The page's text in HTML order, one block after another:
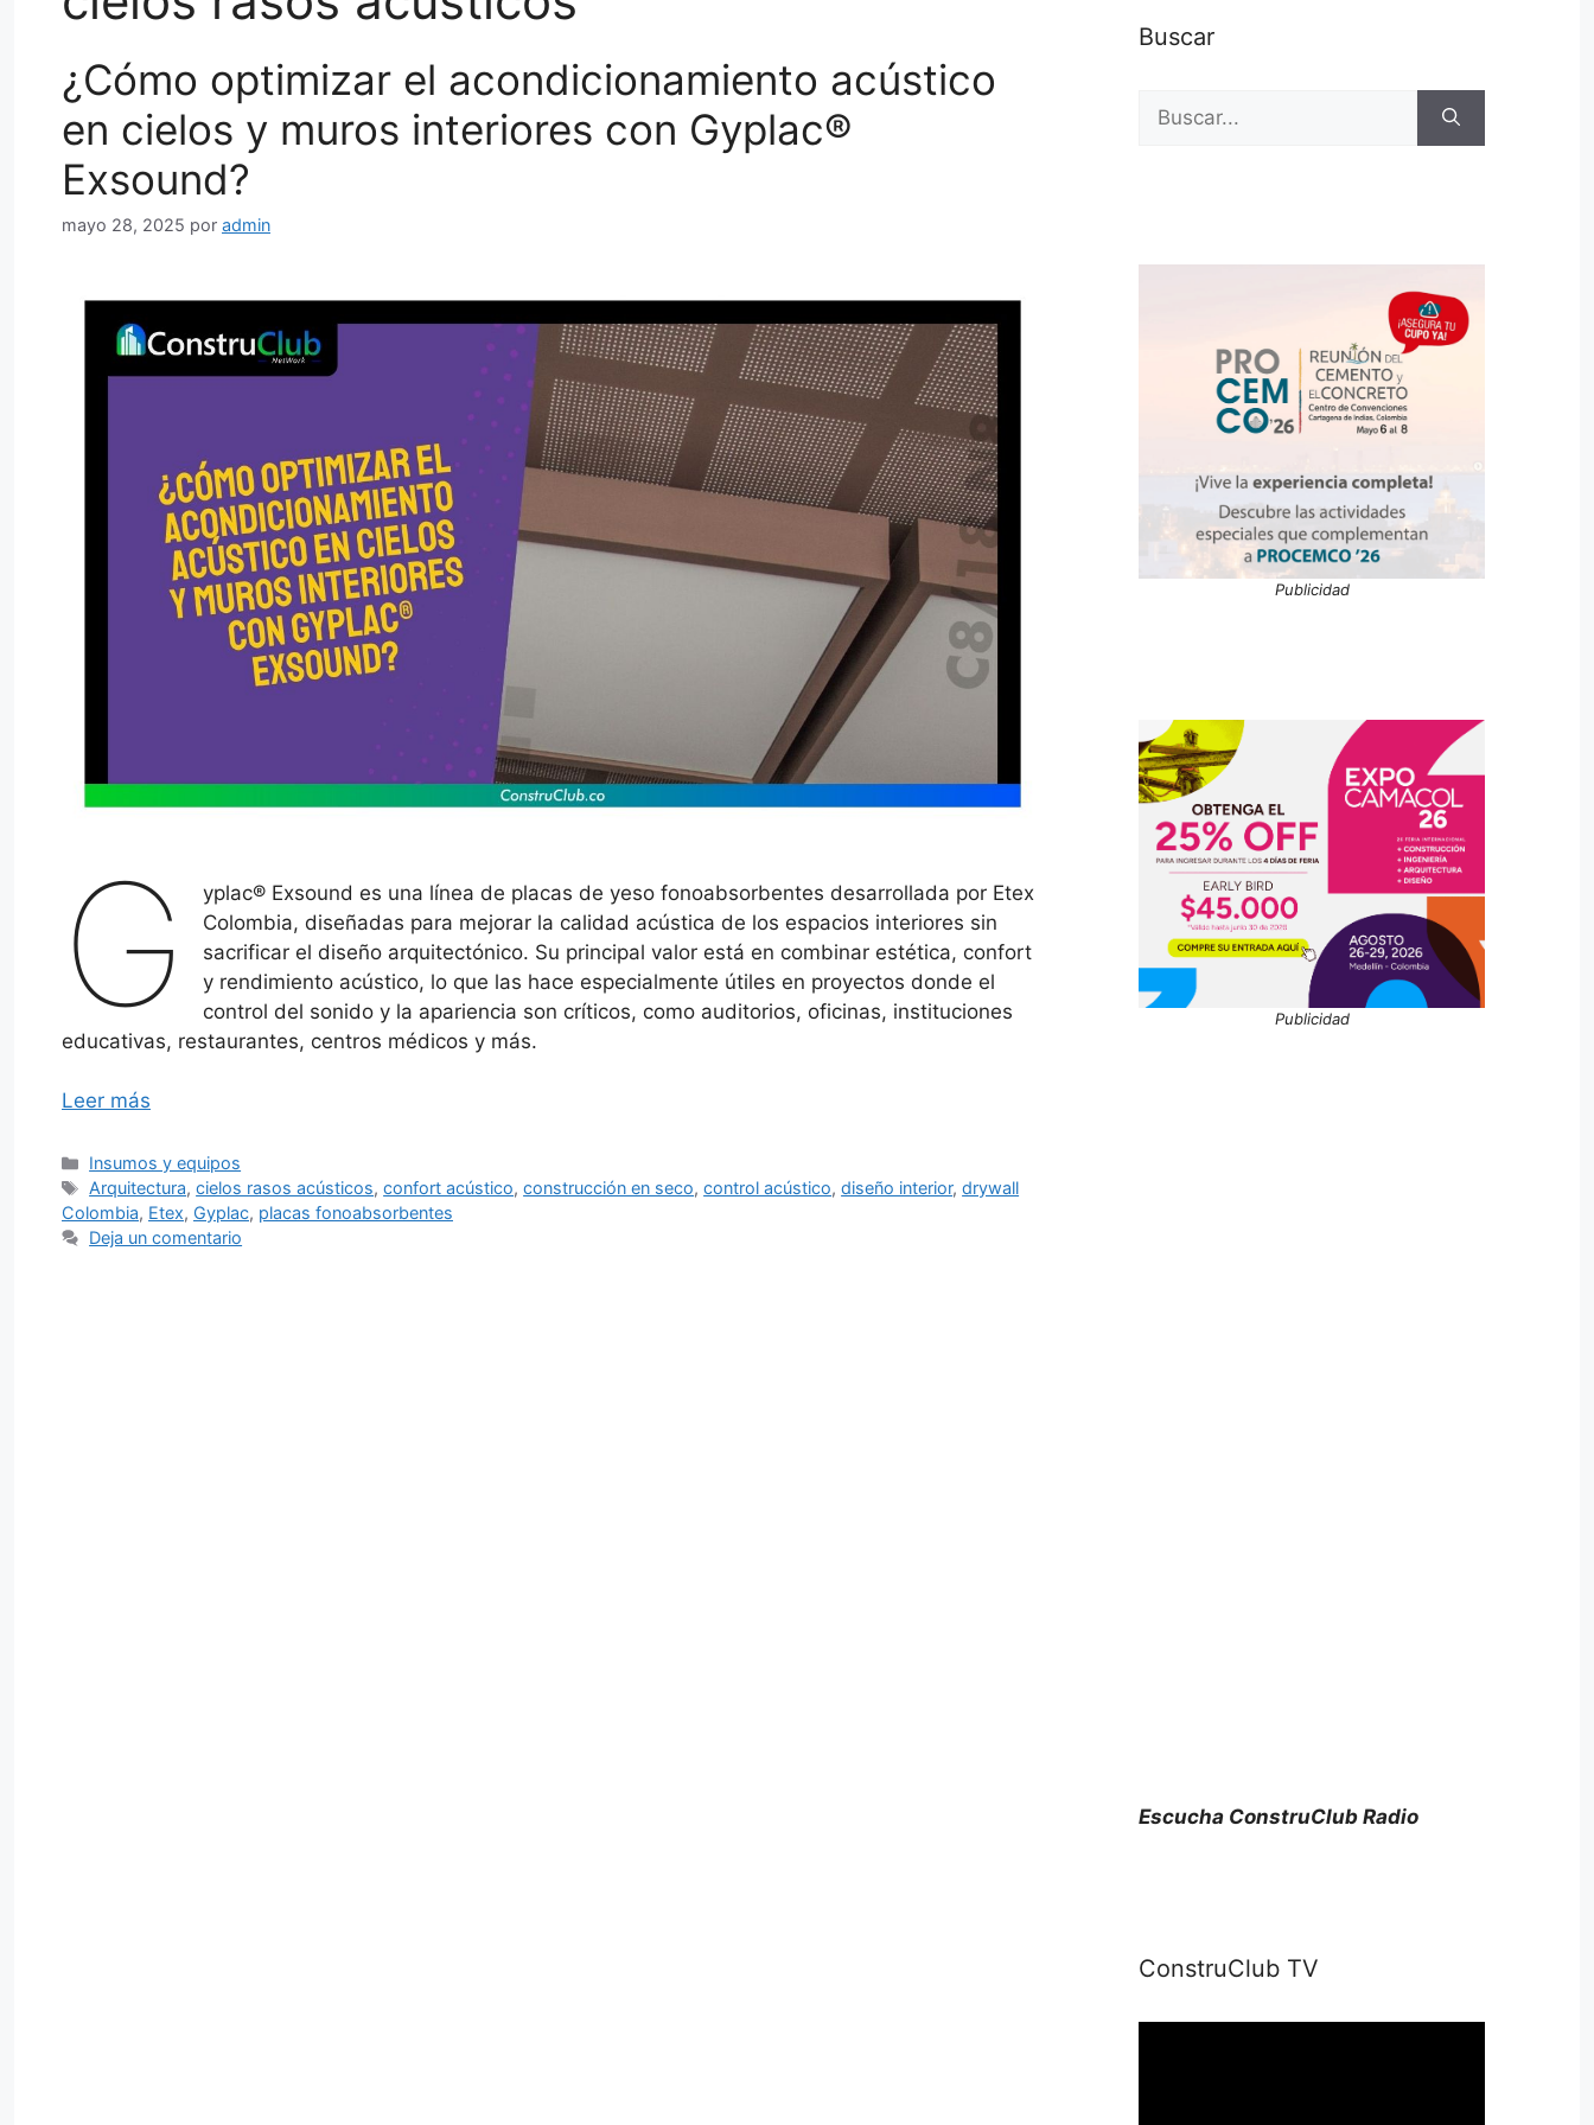
¿Cómo optimizar el acondicionamiento acústico
en cielos y muros interiores con Gyplac®
Exsound?
mayo 28, 2025 por admin
G
yplac® Exsound es una línea de placas de yeso fonoabsorbentes desarrollada por Etex
Colombia, diseñadas para mejorar la calidad acústica de los espacios interiores sin
sacrificar el diseño arquitectónico. Su principal valor está en combinar estética, confort
y rendimiento acústico, lo que las hace especialmente útiles en proyectos donde el
control del sonido y la apariencia son críticos, como auditorios, oficinas, instituciones
educativas, restaurantes, centros médicos y más.
Leer más
Categorías
Insumos y equipos
Etiquetas
Arquitectura,cielos rasos acústicos,confort acústico,construcción en seco,control acústico,diseño interior,drywall
Colombia, Etex, Gyplac, placas fonoabsorbentes
Deja un comentario
Buscar
Buscar:
Publicidad
Publicidad
Escucha ConstruClub Radio
ConstruClub TV